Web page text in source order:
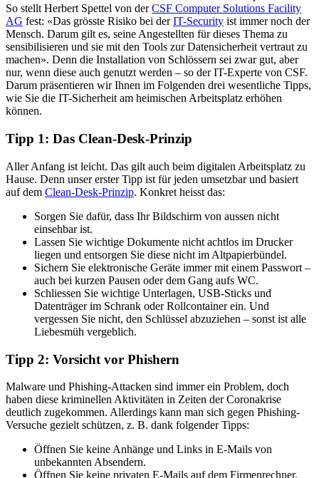
So stellt Herbert Spettel von derCSF Computer Solutions Facility
AG fest: «Das grösste Risiko bei derIT-Security ist immer noch der
Mensch. Darum gilt es, seine Angestellten für dieses Thema zu
sensibilisieren und sie mit den Tools zur Datensicherheit vertraut zu
machen». Denn die Installation von Schlössern sei zwar gut, aber
nur, wenn diese auch genutzt werden – so der IT-Experte von CSF.
Darum präsentieren wir Ihnen im Folgenden drei wesentliche Tipps,
wie Sie die IT-Sicherheit am heimischen Arbeitsplatz erhöhen
können.
Tipp 1: Das Clean-Desk-Prinzip
Aller Anfang ist leicht. Das gilt auch beim digitalen Arbeitsplatz zu
Hause. Denn unser erster Tipp ist für jeden umsetzbar und basiert
auf dem Clean-Desk-Prinzip. Konkret heisst das:
Sorgen Sie dafür, dass Ihr Bildschirm von aussen nicht
einsehbar ist.
Lassen Sie wichtige Dokumente nicht achtlos im Drucker
liegen und entsorgen Sie diese nicht im Altpapierbündel.
Sichern Sie elektronische Geräte immer mit einem Passwort –
auch bei kurzen Pausen oder dem Gang aufs WC.
Schliessen Sie wichtige Unterlagen, USB-Sticks und
Datenträger im Schrank oder Rollcontainer ein. Und
vergessen Sie nicht, den Schlüssel abzuziehen – sonst ist alle
Liebesmüh vergeblich.
Tipp 2: Vorsicht vor Phishern
Malware und Phishing-Attacken sind immer ein Problem, doch
haben diese kriminellen Aktivitäten in Zeiten der Coronakrise
deutlich zugekommen. Allerdings kann man sich gegen Phishing-
Versuche gezielt schützen, z. B. dank folgender Tipps:
Öffnen Sie keine Anhänge und Links in E-Mails von
unbekannten Absendern.
Öffnen Sie keine privaten E-Mails auf dem Firmenrechner.